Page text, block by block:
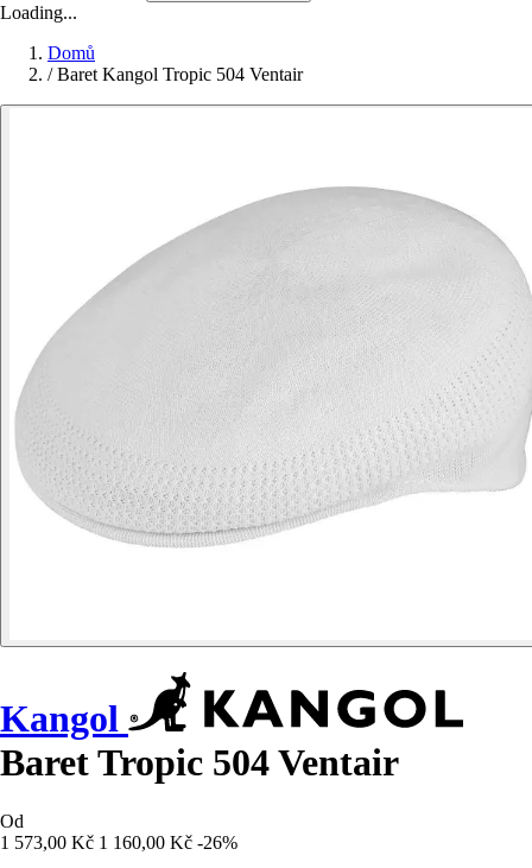
Loading...
Domů
/ Baret Kangol Tropic 504 Ventair
Kangol
Baret Tropic 504 Ventair
Od
1 573,00 Kč 1 160,00 Kč -26%